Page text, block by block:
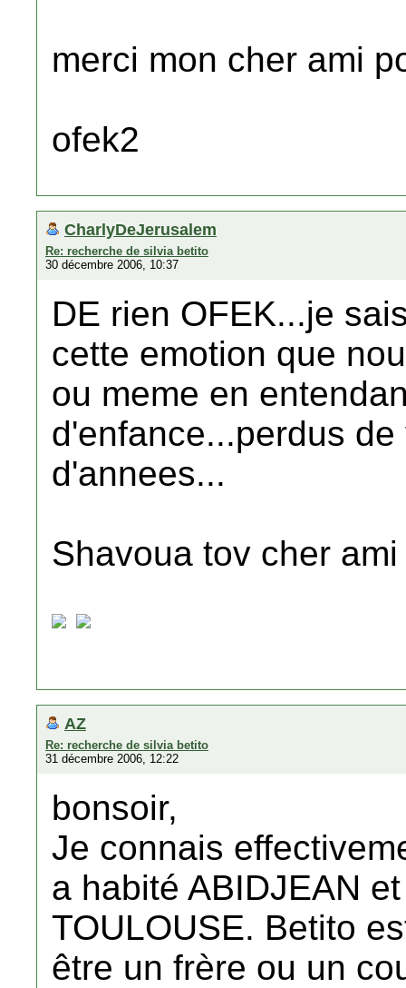
merci mon cher ami
ofek2
CharlyDeJerusalem
Re: recherche de silvia betito
30 décembre 2006, 10:37
DE rien OFEK...je
cette emotion que
ou meme en
d'enfance...perdus
d'annees...
Shavoua tov cher ami
AZ
Re: recherche de silvia betito
31 décembre 2006, 12:22
bonsoir,
Je connais
a habité ABIDJEAN
TOULOUSE. Betito
être un frère ou un